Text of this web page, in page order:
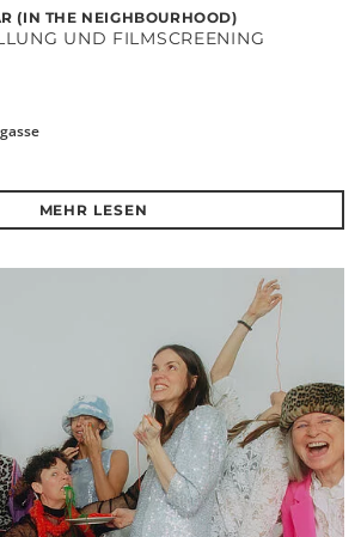
(IN THE NEIGHBOURHOOD)
UND FILMSCREENING
MEHR LESEN